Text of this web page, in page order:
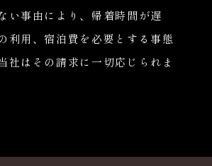
い事由により、帰着時間が遅
利用、宿泊費を必要とする事態
社はその請求に一切応じられま